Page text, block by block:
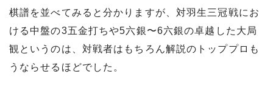
棋譜を並べてみると分かりますが、対羽生三冠戦にお
ける中盤の3五金打ちや5六銀〜6六銀の卓越した大局
観というのは、対戦者はもちろん解説のトッププロも
うならせるほどでした。